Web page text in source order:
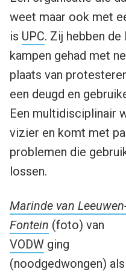
weet maar ook met
is UPC. Zij hebben
kampen gehad met
plaats van
een deugd en
Een multidisciplinair
vizier en komt met
problemen die
lossen.
Marinde van
Fontein (foto) van
VODW ging
(noodgedwongen) als